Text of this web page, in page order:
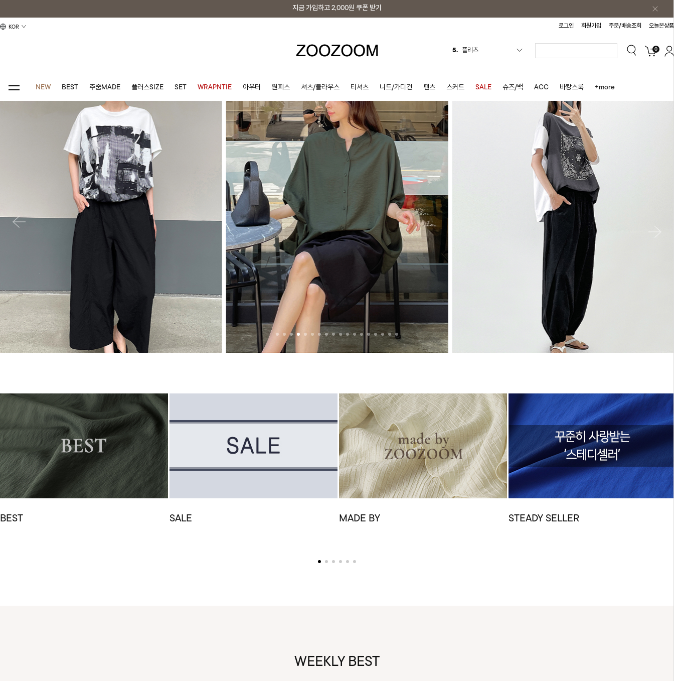
지금 가입하고 2,000원 쿠폰 받기
KOR 로그인 회원가입 주문/배송조회 오늘본상품
6. 나시원피스
8.
0
NEW BEST 주줌MADE 플러스SIZE SET WRAPNTIE 아우터 원피스 셔츠/블라우스 티셔츠 니트/가디건 팬츠 스커트 SALE 슈즈/백 ACC 바캉스룩 +more
BEST SALE MADE BY STEADY SELLER
WEEKLY BEST